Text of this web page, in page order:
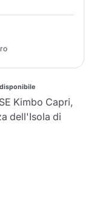
Kimbo Capri,
dell'Isola di